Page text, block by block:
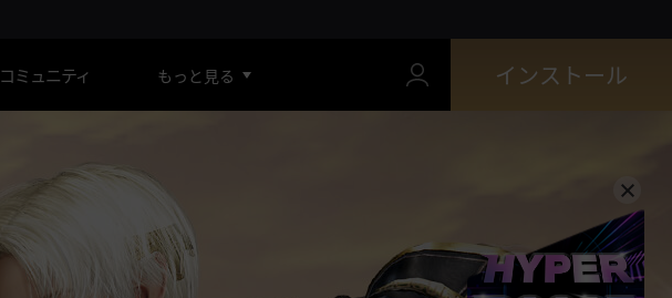
コミュニティ もっと見る インストール